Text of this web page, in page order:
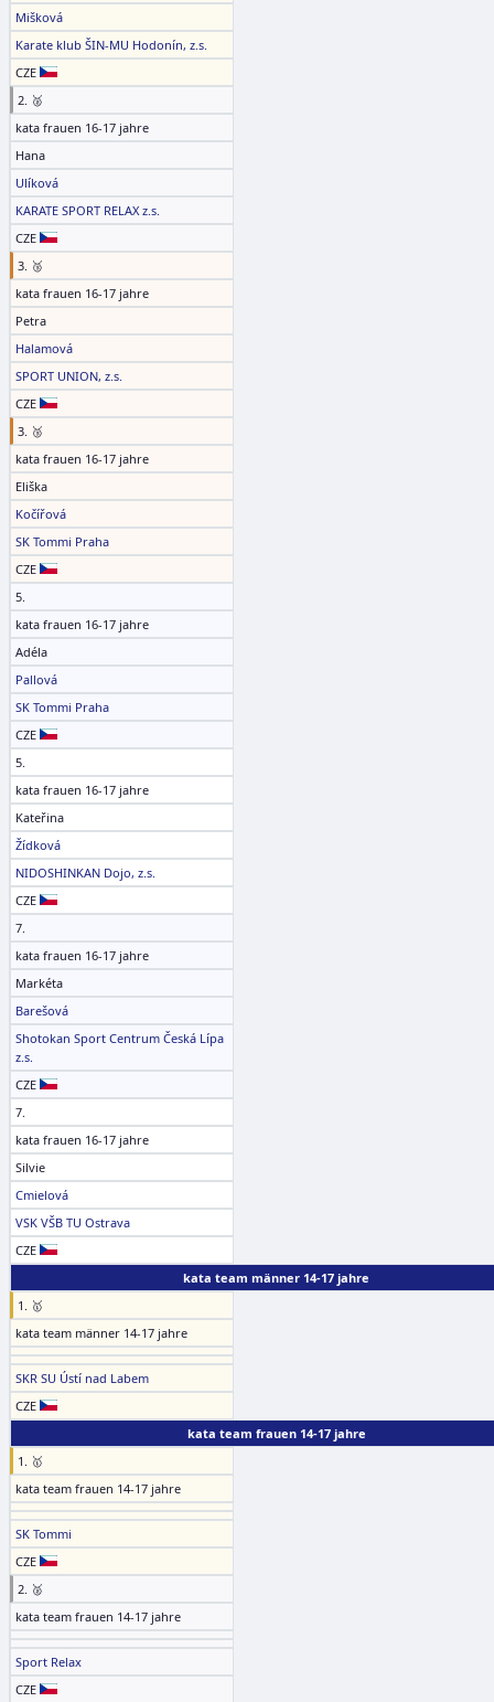
Mišková
Karate klub ŠIN-MU Hodonín, z.s.
CZE
2. 🥈
kata frauen 16-17 jahre
Hana
Ulíková
KARATE SPORT RELAX z.s.
CZE
3. 🥉
kata frauen 16-17 jahre
Petra
Halamová
SPORT UNION, z.s.
CZE
3. 🥉
kata frauen 16-17 jahre
Eliška
Kočířová
SK Tommi Praha
CZE
5.
kata frauen 16-17 jahre
Adéla
Pallová
SK Tommi Praha
CZE
5.
kata frauen 16-17 jahre
Kateřina
Žídková
NIDOSHINKAN Dojo, z.s.
CZE
7.
kata frauen 16-17 jahre
Markéta
Barešová
Shotokan Sport Centrum Česká Lípa
z.s.
CZE
7.
kata frauen 16-17 jahre
Silvie
Cmielová
VSK VŠB TU Ostrava
CZE
kata team männer 14-17 jahre
1. 🥇
kata team männer 14-17 jahre
SKR SU Ústí nad Labem
CZE
kata team frauen 14-17 jahre
1. 🥇
kata team frauen 14-17 jahre
SK Tommi
CZE
2. 🥈
kata team frauen 14-17 jahre
Sport Relax
CZE